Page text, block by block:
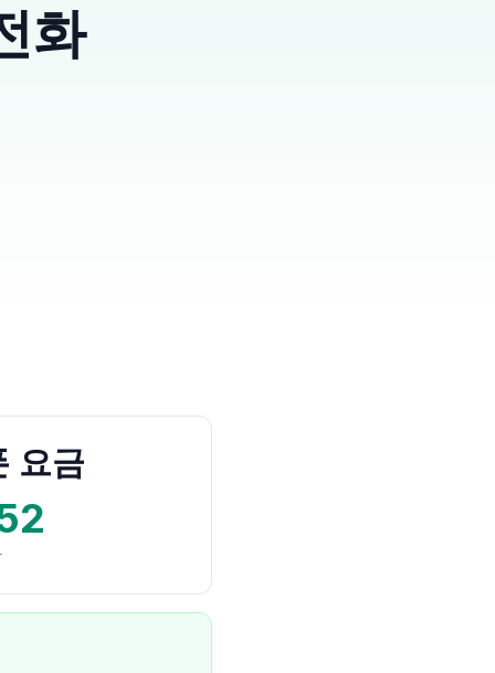
화
요금